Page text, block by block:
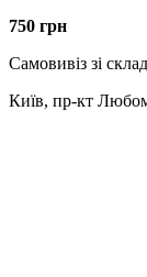
750 грн
Самовивіз зі
Київ, пр-кт